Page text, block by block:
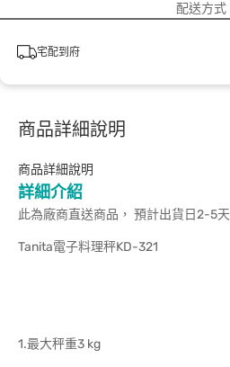
配送方式
宅配到府
商品詳細說明
商品詳細說明
詳細介紹
此為廠商直送商品， 預計出貨日2-5天
Tanita電子料理秤KD-321
1.最大秤重3 kg